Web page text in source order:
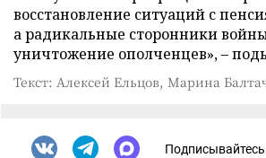
восстановление ситуаций с
а радикальные сторонники
уничтожение ополченцев», –
Текст: Алексей Ельцов, Марина